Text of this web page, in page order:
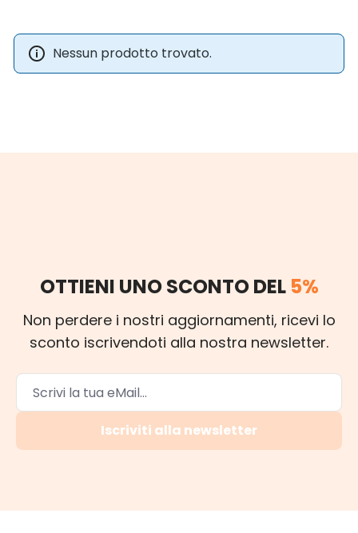
Nessun prodotto trovato.
OTTIENI UNO SCONTO DEL 5%
Non perdere i nostri aggiornamenti, ricevi lo
sconto iscrivendoti alla nostra newsletter.
Iscriviti alla newsletter